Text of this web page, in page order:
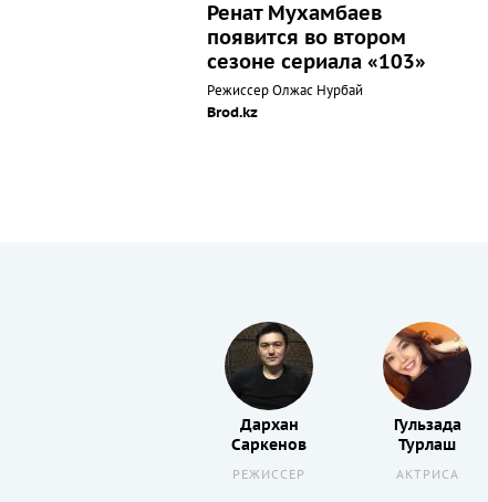
Ренат Мухамбаев
появится во втором
сезоне сериала «103»
Режиссер Олжас Нурбай
Brod.kz
Дархан
Саркенов
РЕЖИССЕР
Гульзада
Турлаш
АКТРИСА